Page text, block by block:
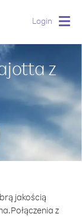
Login
z
jakością
Połączenia z